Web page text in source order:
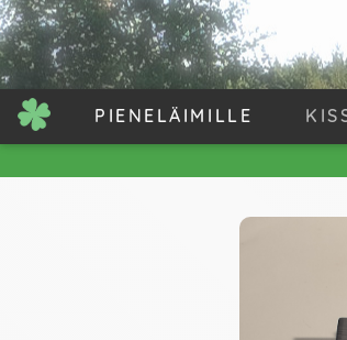
PIENELÄIMILLE